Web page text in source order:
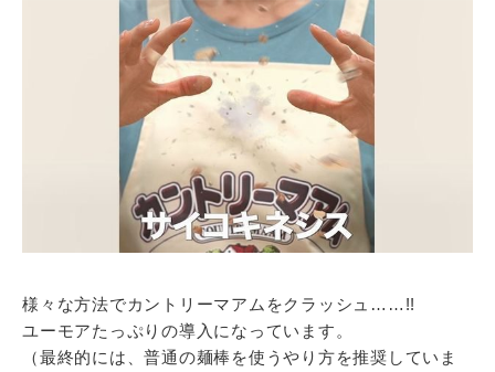
様々な方法でカントリーマアムをクラッシュ……!!
ユーモアたっぷりの導入になっています。
（最終的には、普通の麺棒を使うやり方を推奨していま